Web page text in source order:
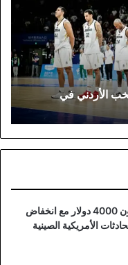
الأردني في
تراجع أسعار الذهب دون 4000 دولار مع انخفاض
الأمريكية الصينية